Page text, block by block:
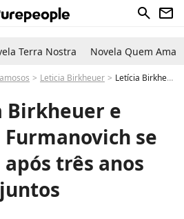
search newsletter
Terra Nostra Novela Quem Ama
Leticia Birkheuer Letícia Birkheuer e Alexandre Furmanovich se separam após três anos juntos
Birkheuer e
se
três anos
juntos